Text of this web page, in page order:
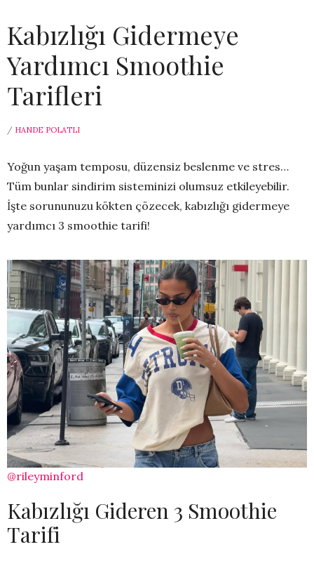
Kabızlığı Gidermeye
Yardımcı Smoothie
Tarifleri
/ HANDE POLATLI
Yoğun yaşam temposu, düzensiz beslenme ve stres…
Tüm bunlar sindirim sisteminizi olumsuz etkileyebilir.
İşte sorununuzu kökten çözecek, kabızlığı gidermeye
yardımcı 3 smoothie tarifi!
@rileyminford
Kabızlığı Gideren 3 Smoothie
Tarifi